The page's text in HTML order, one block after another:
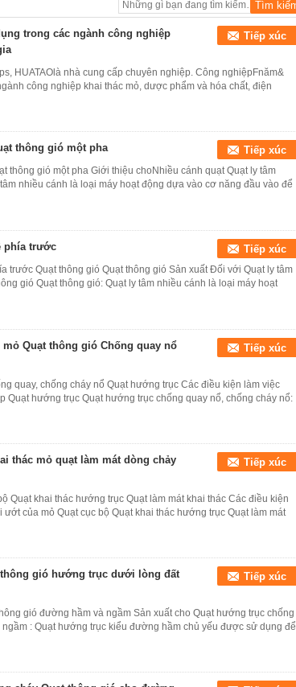
trong các ngành công nghiệp
Tiếp xúc
HUATAOlà nhà cung cấp chuyên nghiệp. Công nghiệpFnăm&
công nghiệp khai thác mỏ, dược phẩm và hóa chất, điện
thông gió một pha Tiếp xúc
thông gió một pha Giới thiệu choNhiều cánh quạt Quạt ly tâm
nhiều cánh là loại máy hoạt động dựa vào cơ năng đầu vào để
phía trước Tiếp xúc
trước Quạt thông gió Quạt thông gió Sản xuất Đối với Quạt ly tâm
gió Quạt thông gió: Quạt ly tâm nhiều cánh là loại máy hoạt
Quạt thông gió Chống quay nổ
Tiếp xúc
quay, chống cháy nổ Quạt hướng trục Các điều kiện làm việc
Quạt hướng trục Quạt hướng trục chống quay nổ, chống cháy nổ:
thác mỏ quạt làm mát dòng chảy
Tiếp xúc
Quạt khai thác hướng trục Quạt làm mát khai thác Các điều kiện
của mỏ Quạt cục bộ Quạt khai thác hướng trục Quạt làm mát
gió hướng trục dưới lòng đất
Tiếp xúc
gió đường hầm và ngầm Sản xuất cho Quạt hướng trục chống
: Quạt hướng trục kiểu đường hầm chủ yếu được sử dụng để